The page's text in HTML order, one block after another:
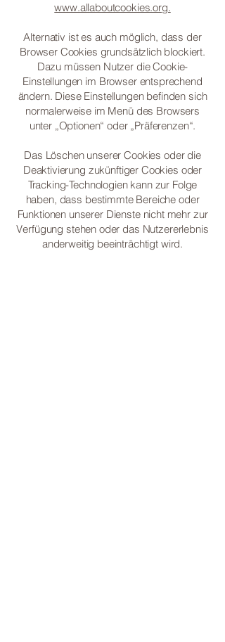
www.allaboutcookies.org.
Alternativ ist es auch möglich, dass der
Browser Cookies grundsätzlich blockiert.
Dazu müssen Nutzer die Cookie-
Einstellungen im Browser entsprechend
ändern. Diese Einstellungen befinden sich
normalerweise im Menü des Browsers
unter „Optionen“ oder „Präferenzen“.
Das Löschen unserer Cookies oder die
Deaktivierung zukünftiger Cookies oder
Tracking-Technologien kann zur Folge
haben, dass bestimmte Bereiche oder
Funktionen unserer Dienste nicht mehr zur
Verfügung stehen oder das Nutzererlebnis
anderweitig beeinträchtigt wird.